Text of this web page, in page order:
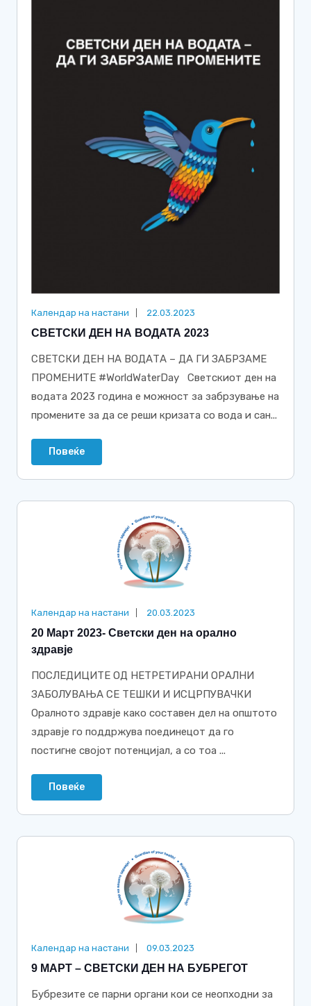
Календар на настани 22.03.2023
СВЕТСКИ ДЕН НА ВОДАТА 2023
СВЕТСКИ ДЕН НА ВОДАТА – ДА ГИ ЗАБРЗАМЕ
ПРОМЕНИТЕ #WorldWaterDay Светскиот ден на
водата 2023 година е можност за забрзување на
промените за да се реши кризата со вода и сан...
Повеќе
Календар на настани 20.03.2023
20 Март 2023- Светски ден на орално
здравје
ПОСЛЕДИЦИТЕ ОД НЕТРЕТИРАНИ ОРАЛНИ
ЗАБОЛУВАЊА СЕ ТЕШКИ И ИСЦРПУВАЧКИ
Оралното здравје како составен дел на општото
здравје го поддржува поединецот да го
постигне својот потенцијал, а со тоа ...
Повеќе
Календар на настани 09.03.2023
9 МАРТ – СВЕТСКИ ДЕН НА БУБРЕГОТ
Бубрезите се парни органи кои се неопходни за